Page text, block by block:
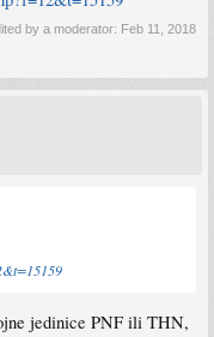
by a moderator: Feb 11, 2018
jedinice PNF ili THN,